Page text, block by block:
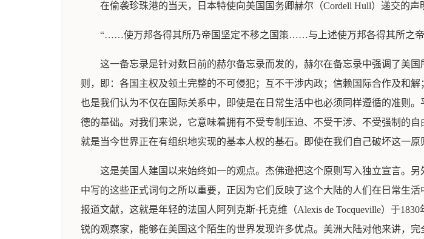
在偷袭珍珠港的当天，日本特使向美国国务卿赫尔（Cordell Hull）递交的声
“……使万邦各得其所乃帝国坚定不移之国策……与上述使万邦各得其所之
这一备忘录是针对数日前的赫尔备忘录而发的，赫尔在备忘录中强调了美
则，即：各国主权及领土完整的不可侵犯；互不干涉内政；信赖国际合作及和
也是我们认为不仅在国际关系中，即使是在日常生活中也必须同样遵循的准则
德的基础。对我们来说，它意味着拥有不受专制压迫、不受干涉、不受强制的
就是当今世界正在有组织地实现的基本人权的基石。即使在我们自己破坏这一
这是美国人建国以来始终如一的观点。杰佛逊把这个原则写入独立宣言。
中写的这些正式词句之所以重要，正因为它们反映了这个大陆的人们在日常生
报道文献，这就是年轻的法国人阿列克斯·托克维（Alexis de Tocqueville）于
锐的观察家，能够在美国这个陌生的世界发现许多优点。美洲大陆对他来讲，